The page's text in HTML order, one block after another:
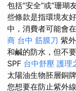
包括“安全”或“珊瑚
些條款是指環境友
中，消費者可能會
商 台中 筋膜刀 紫
和鹹的防水，但不
SPF 台中舒壓 護理
太陽油生物胚層銅牌
您想要在防止紫外